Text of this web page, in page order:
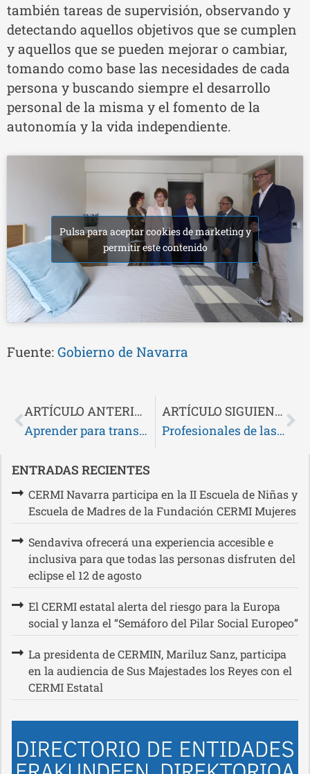
también tareas de supervisión, observando y
detectando aquellos objetivos que se cumplen
y aquellos que se pueden mejorar o cambiar,
tomando como base las necesidades de cada
persona y buscando siempre el desarrollo
personal de la misma y el fomento de la
autonomía y la vida independiente.
Pulsa para aceptar cookies de marketing y
permitir este contenido
Fuente: Gobierno de Navarra
ARTÍCULO ANTERIOR
Aprender para transformar: la experiencia de prácticas de Leire Albisu en CERMIN
ARTÍCULO SIGUIENTE
Profesionales de las entidades de CERMIN participan en una sesión informativa sobre vivienda impartida por EISOVI
ENTRADAS RECIENTES
CERMI Navarra participa en la II Escuela de Niñas y
Escuela de Madres de la Fundación CERMI Mujeres
Sendaviva ofrecerá una experiencia accesible e
inclusiva para que todas las personas disfruten del
eclipse el 12 de agosto
El CERMI estatal alerta del riesgo para la Europa
social y lanza el “Semáforo del Pilar Social Europeo”
La presidenta de CERMIN, Mariluz Sanz, participa
en la audiencia de Sus Majestades los Reyes con el
CERMI Estatal